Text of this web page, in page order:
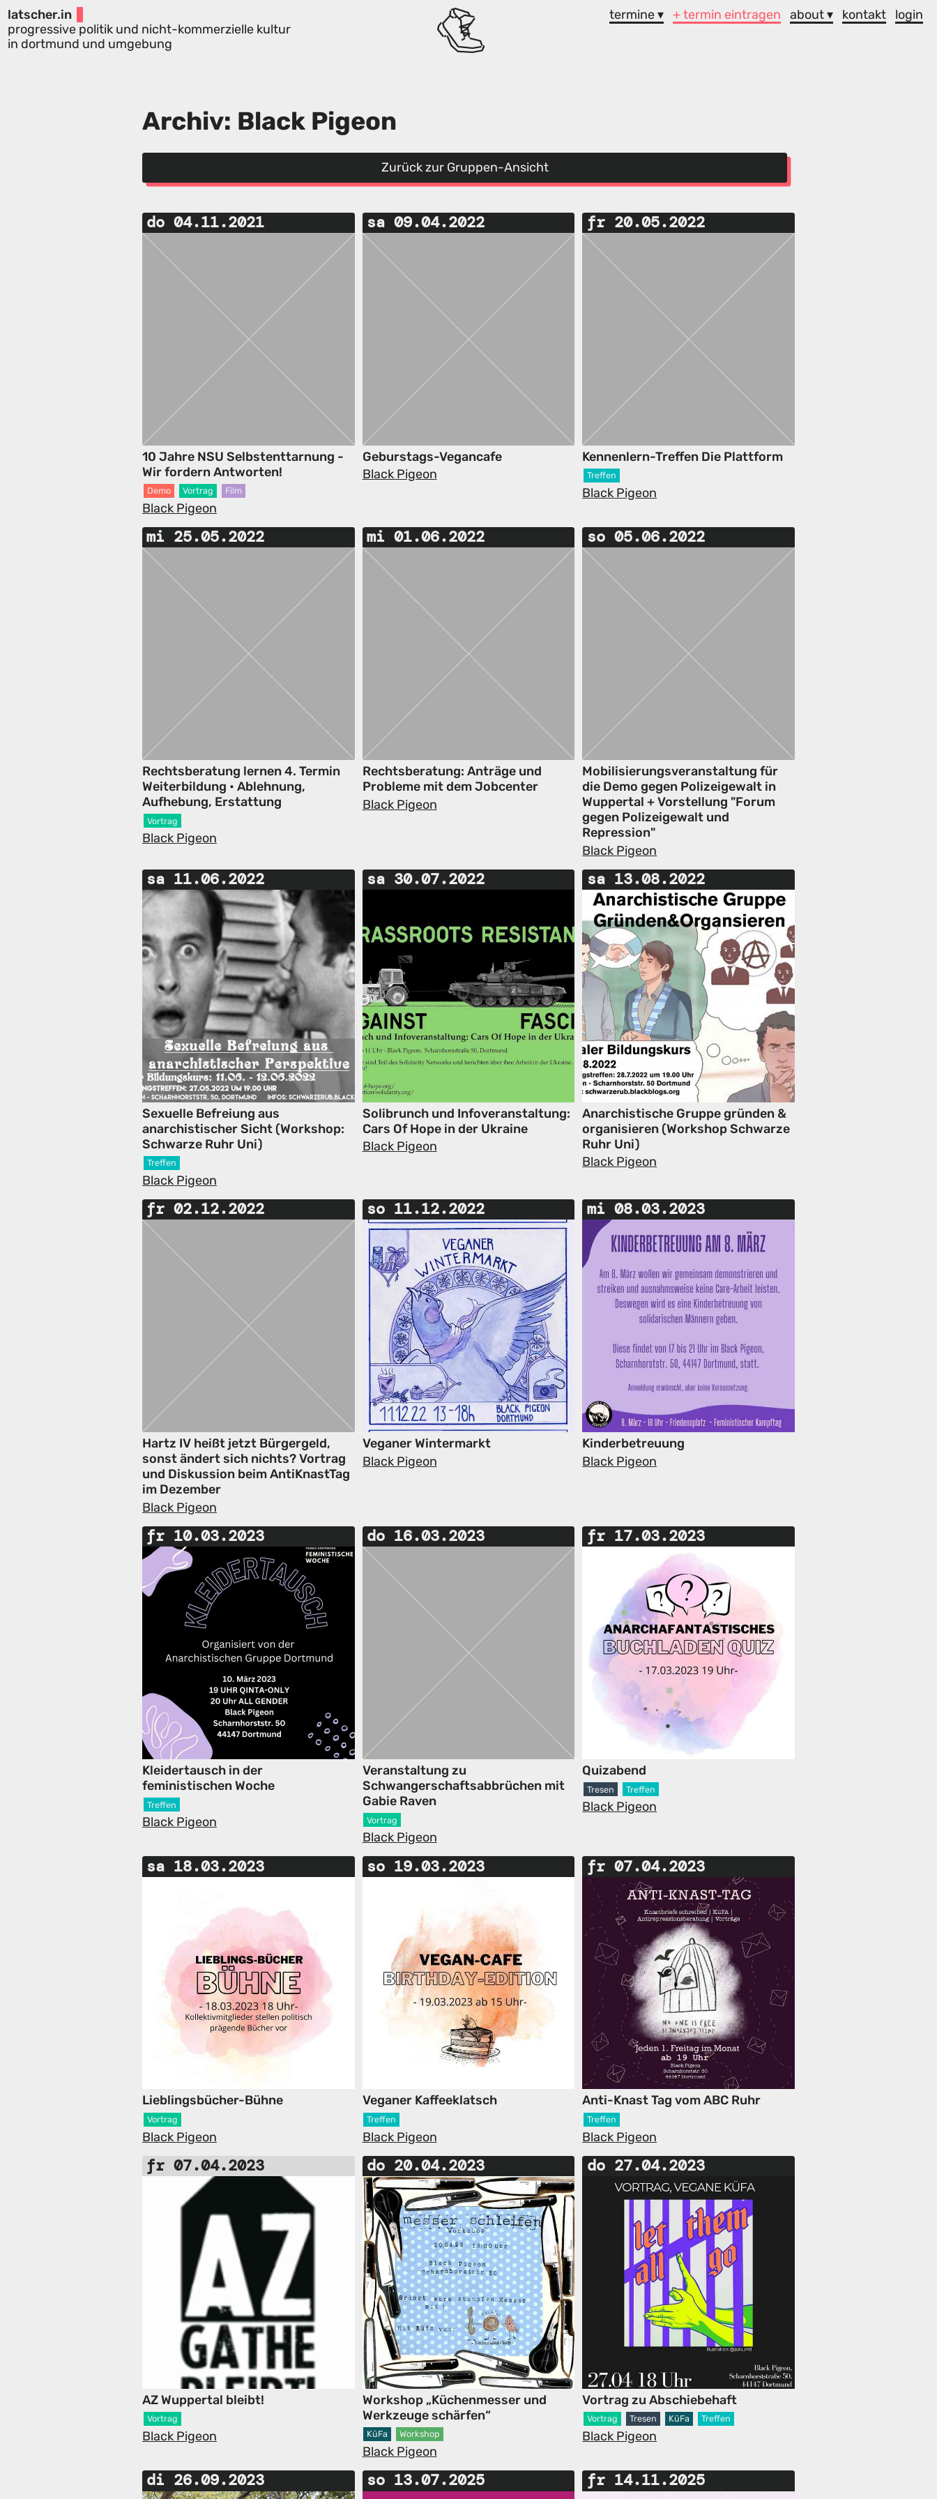
latscher.in
progressive politik und nicht-kommerzielle kultur
in dortmund und umgebung
termine ▾ + termin eintragen about ▾ kontakt login
Archiv: Black Pigeon
Zurück zur Gruppen-Ansicht
do 04.11.2021
10 Jahre NSU Selbstenttarnung -
Wir fordern Antworten!
Demo Vortrag Film
Black Pigeon
sa 09.04.2022
Geburstags-Vegancafe
Black Pigeon
fr 20.05.2022
Kennenlern-Treffen Die Plattform
Treffen
Black Pigeon
mi 25.05.2022
Rechtsberatung lernen 4. Termin
Weiterbildung • Ablehnung,
Aufhebung, Erstattung
Vortrag
Black Pigeon
mi 01.06.2022
Rechtsberatung: Anträge und
Probleme mit dem Jobcenter
Black Pigeon
so 05.06.2022
Mobilisierungsveranstaltung für
die Demo gegen Polizeigewalt in
Wuppertal + Vorstellung "Forum
gegen Polizeigewalt und
Repression"
Black Pigeon
sa 11.06.2022
Sexuelle Befreiung aus
anarchistischer Sicht (Workshop:
Schwarze Ruhr Uni)
Treffen
Black Pigeon
sa 30.07.2022
Solibrunch und Infoveranstaltung:
Cars Of Hope in der Ukraine
Black Pigeon
sa 13.08.2022
Anarchistische Gruppe gründen &
organisieren (Workshop Schwarze
Ruhr Uni)
Black Pigeon
fr 02.12.2022
Hartz IV heißt jetzt Bürgergeld,
sonst ändert sich nichts? Vortrag
und Diskussion beim AntiKnastTag
im Dezember
Black Pigeon
so 11.12.2022
Veganer Wintermarkt
Black Pigeon
mi 08.03.2023
Kinderbetreuung
Black Pigeon
fr 10.03.2023
Kleidertausch in der
feministischen Woche
Treffen
Black Pigeon
do 16.03.2023
Veranstaltung zu
Schwangerschaftsabbrüchen mit
Gabie Raven
Vortrag
Black Pigeon
fr 17.03.2023
Quizabend
Tresen Treffen
Black Pigeon
sa 18.03.2023
Lieblingsbücher-Bühne
Vortrag
Black Pigeon
so 19.03.2023
Veganer Kaffeeklatsch
Treffen
Black Pigeon
fr 07.04.2023
Anti-Knast Tag vom ABC Ruhr
Treffen
Black Pigeon
fr 07.04.2023
AZ Wuppertal bleibt!
Vortrag
Black Pigeon
do 20.04.2023
Workshop „Küchenmesser und
Werkzeuge schärfen“
KüFa Workshop
Black Pigeon
do 27.04.2023
Vortrag zu Abschiebehaft
Vortrag Tresen KüFa Treffen
Black Pigeon
di 26.09.2023 so 13.07.2025 fr 14.11.2025